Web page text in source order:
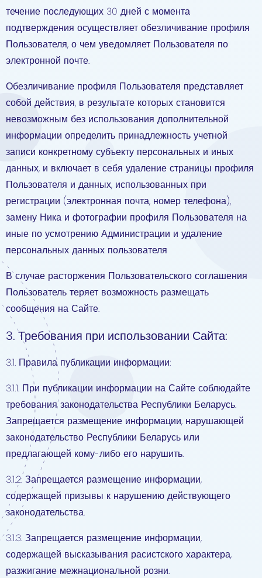
течение последующих 30 дней с момента
подтверждения осуществляет обезличивание профиля
Пользователя, о чем уведомляет Пользователя по
электронной почте.
Обезличивание профиля Пользователя представляет
собой действия, в результате которых становится
невозможным без использования дополнительной
информации определить принадлежность учетной
записи конкретному субъекту персональных и иных
данных, и включает в себя удаление страницы профиля
Пользователя и данных, использованных при
регистрации (электронная почта, номер телефона),
замену Ника и фотографии профиля Пользователя на
иные по усмотрению Администрации и удаление
персональных данных пользователя
В случае расторжения Пользовательского соглашения
Пользователь теряет возможность размещать
сообщения на Сайте.
3. Требования при использовании Сайта:
3.1. Правила публикации информации:
3.1.1. При публикации информации на Сайте соблюдайте
требования законодательства Республики Беларусь.
Запрещается размещение информации, нарушающей
законодательство Республики Беларусь или
предлагающей кому-либо его нарушить.
3.1.2. Запрещается размещение информации,
содержащей призывы к нарушению действующего
законодательства.
3.1.3. Запрещается размещение информации,
содержащей высказывания расистского характера,
разжигание межнациональной розни.